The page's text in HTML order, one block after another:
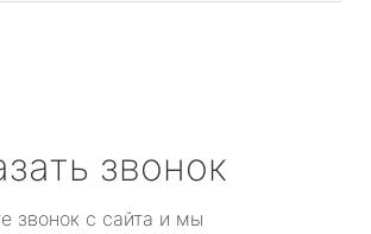
звонок
звонок с сайта и мы